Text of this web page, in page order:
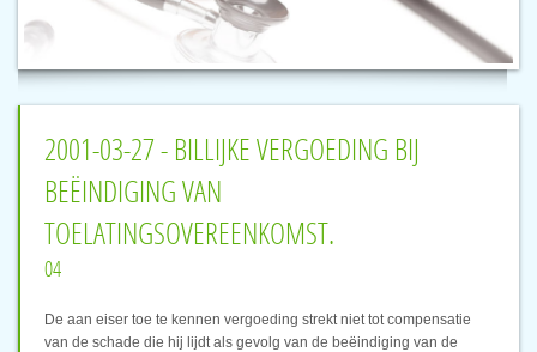
2001-03-27 - BILLIJKE VERGOEDING BIJ
BEËINDIGING VAN
TOELATINGSOVEREENKOMST.
04
De aan eiser toe te kennen vergoeding strekt niet tot compensatie
van de schade die hij lijdt als gevolg van de beëindiging van de